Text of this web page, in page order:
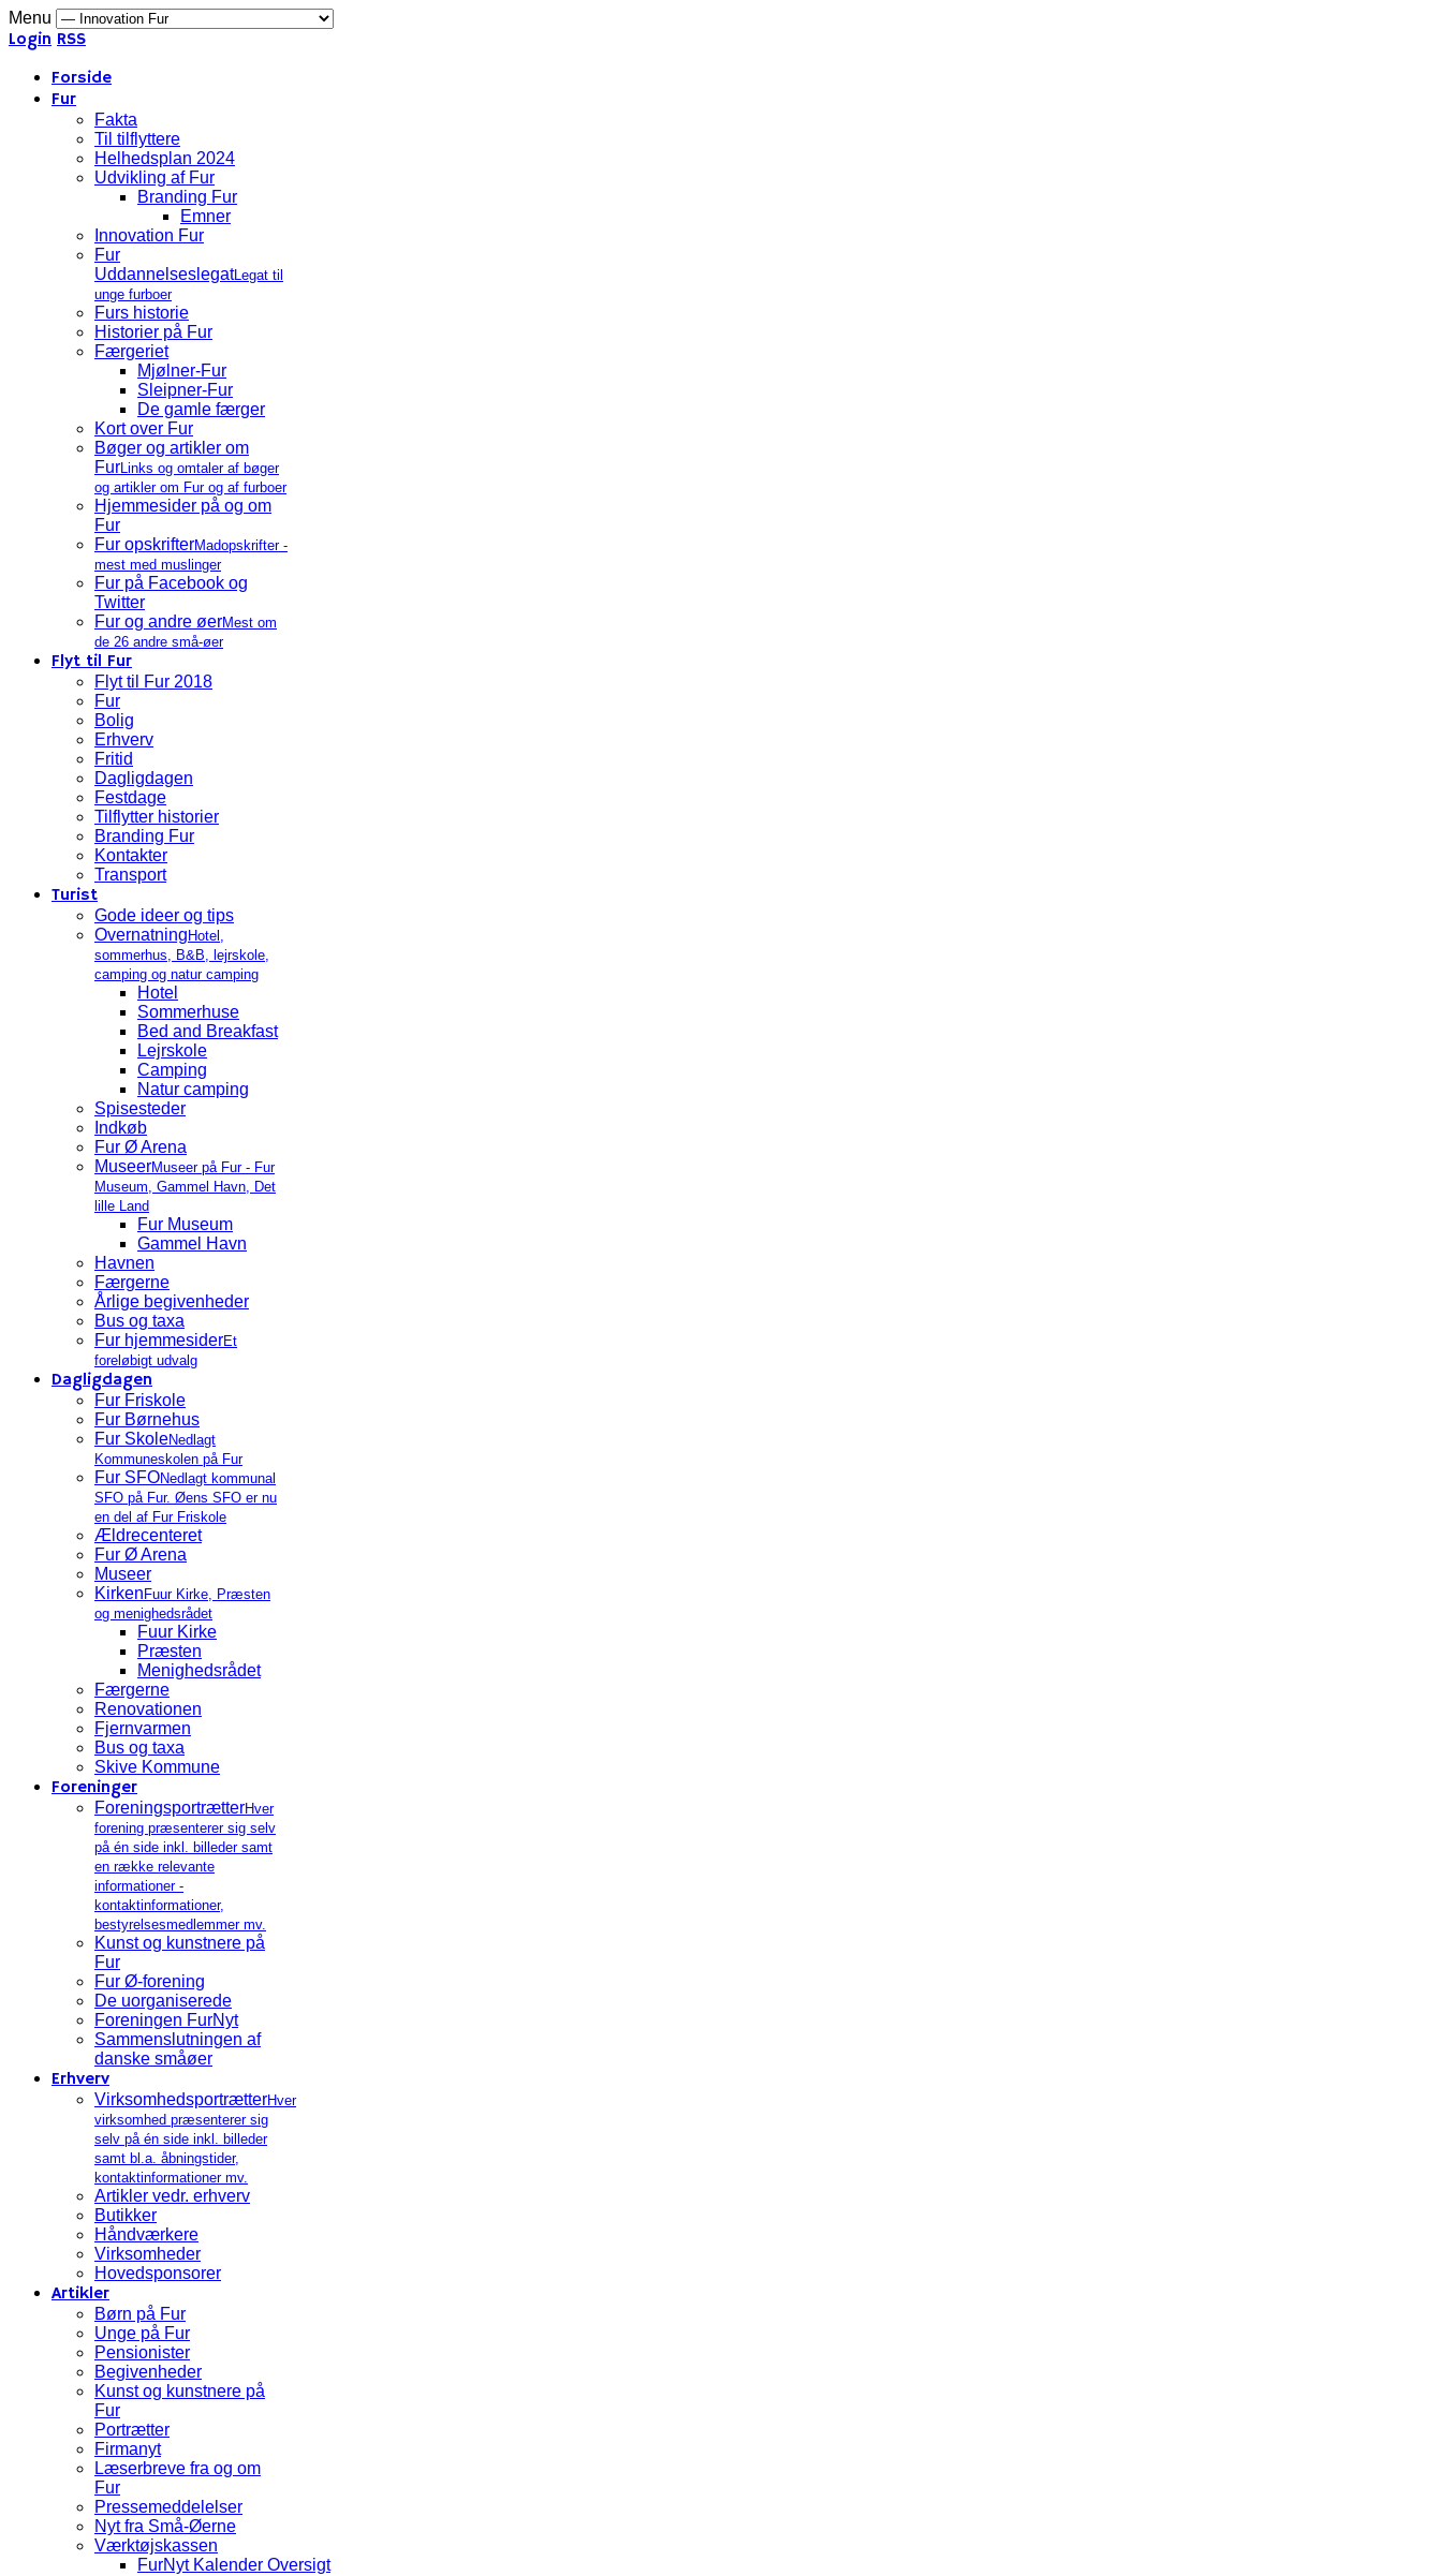
Menu
Login RSS
Forside
Fur
Fakta
Til tilflyttere
Helhedsplan 2024
Udvikling af Fur
Branding Fur
Emner
Innovation Fur
Fur
UddannelseslegatLegat til
unge furboer
Furs historie
Historier på Fur
Færgeriet
Mjølner-Fur
Sleipner-Fur
De gamle færger
Kort over Fur
Bøger og artikler om
FurLinks og omtaler af bøger
og artikler om Fur og af furboer
Hjemmesider på og om
Fur
Fur opskrifterMadopskrifter -
mest med muslinger
Fur på Facebook og
Twitter
Fur og andre øerMest om
de 26 andre små-øer
Flyt til Fur
Flyt til Fur 2018
Fur
Bolig
Erhverv
Fritid
Dagligdagen
Festdage
Tilflytter historier
Branding Fur
Kontakter
Transport
Turist
Gode ideer og tips
Overnatning Hotel,
sommerhus, B&B, lejrskole,
camping og natur camping
Hotel
Sommerhuse
Bed and Breakfast
Lejrskole
Camping
Natur camping
Spisesteder
Indkøb
Fur Ø Arena
MuseerMuseer på Fur - Fur
Museum, Gammel Havn, Det
lille Land
Fur Museum
Gammel Havn
Havnen
Færgerne
Årlige begivenheder
Bus og taxa
Fur hjemmesiderEt
foreløbigt udvalg
Dagligdagen
Fur Friskole
Fur Børnehus
Fur SkoleNedlagt
Kommuneskolen på Fur
Fur SFONedlagt kommunal
SFO på Fur. Øens SFO er nu
en del af Fur Friskole
Ældrecenteret
Fur Ø Arena
Museer
Kirken Fuur Kirke, Præsten
og menighedsrådet
Fuur Kirke
Præsten
Menighedsrådet
Færgerne
Renovationen
Fjernvarmen
Bus og taxa
Skive Kommune
Foreninger
ForeningsportrætterHver
forening præsenterer sig selv
på én side inkl. billeder samt
en række relevante
informationer -
kontaktinformationer,
bestyrelsesmedlemmer mv.
Kunst og kunstnere på
Fur
Fur Ø-forening
De uorganiserede
Foreningen FurNyt
Sammenslutningen af
danske småøer
Erhverv
VirksomhedsportrætterHver
virksomhed præsenterer sig
selv på én side inkl. billeder
samt bl.a. åbningstider,
kontaktinformationer mv.
Artikler vedr. erhverv
Butikker
Håndværkere
Virksomheder
Hovedsponsorer
Artikler
Børn på Fur
Unge på Fur
Pensionister
Begivenheder
Kunst og kunstnere på
Fur
Portrætter
Firmanyt
Læserbreve fra og om
Fur
Pressemeddelelser
Nyt fra Små-Øerne
Værktøjskassen
FurNyt Kalender Oversigt